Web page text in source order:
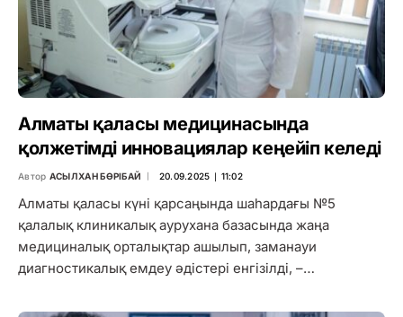
Алматы қаласы медицинасында
қолжетімді инновациялар кеңейіп келеді
Автор АСЫЛХАН БӨРІБАЙ 20.09.2025 ∣ 11:02
Алматы қаласы күні қарсаңында шаһардағы №5
қалалық клиникалық аурухана базасында жаңа
медициналық орталықтар ашылып, заманауи
диагностикалық емдеу әдістері енгізілді, –…